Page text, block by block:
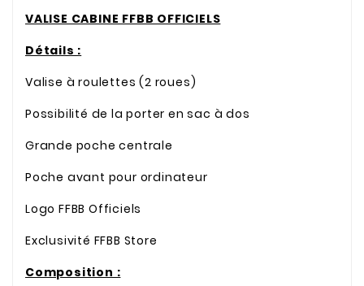
VALISE CABINE FFBB OFFICIELS
Détails :
Valise à roulettes (2 roues)
Possibilité de la porter en sac à dos
Grande poche centrale
Poche avant pour ordinateur
Logo FFBB Officiels
Exclusivité FFBB Store
Composition :